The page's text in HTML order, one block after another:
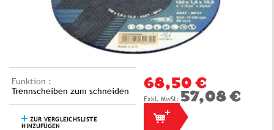
Funktion :
Trennscheiben zum schneiden
ZUR VERGLEICHSLISTE
HINZUFÜGEN
68,50 €
57,08 €